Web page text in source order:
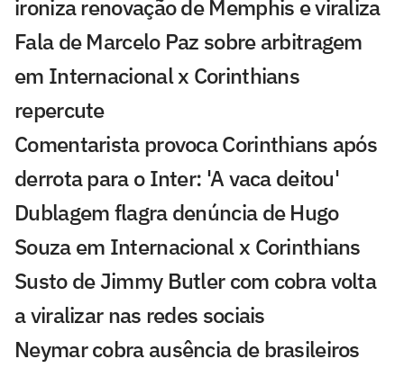
ironiza renovação de Memphis e viraliza
Fala de Marcelo Paz sobre arbitragem
em Internacional x Corinthians
repercute
Comentarista provoca Corinthians após
derrota para o Inter: 'A vaca deitou'
Dublagem flagra denúncia de Hugo
Souza em Internacional x Corinthians
Susto de Jimmy Butler com cobra volta
a viralizar nas redes sociais
Neymar cobra ausência de brasileiros